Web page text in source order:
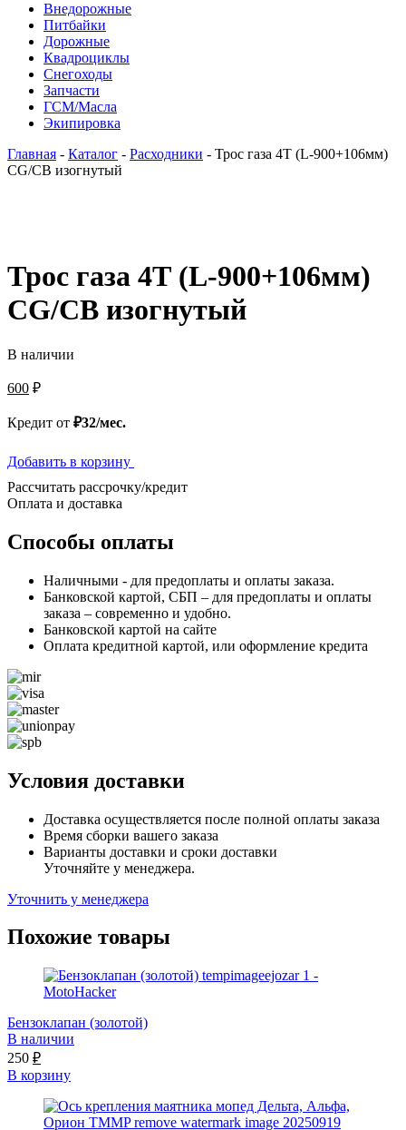
Внедорожные
Питбайки
Дорожные
Квадроциклы
Снегоходы
Запчасти
ГСМ/Масла
Экипировка
Главная - Каталог - Расходники - Трос газа 4Т (L-900+106мм)
CG/CB изогнутый
Трос газа 4Т (L-900+106мм)
CG/CB изогнутый
В наличии
600 ₽
Кредит от ₽32/мес.
Добавить в корзину
Рассчитать рассрочку/кредит
Оплата и доставка
Способы оплаты
Наличными - для предоплаты и оплаты заказа.
Банковской картой, СБП – для предоплаты и оплаты
заказа – современно и удобно.
Банковской картой на сайте
Оплата кредитной картой, или оформление кредита
Условия доставки
Доставка осуществляется после полной оплаты заказа
Время сборки вашего заказа
Варианты доставки и сроки доставки
Уточняйте у менеджера.
Уточнить у менеджера
Похожие товары
Бензоклапан (золотой)
В наличии
250 ₽
В корзину